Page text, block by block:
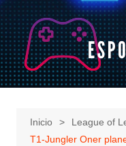
Saltar
al
contenido
Inicio
League of
T1-Jungler Oner